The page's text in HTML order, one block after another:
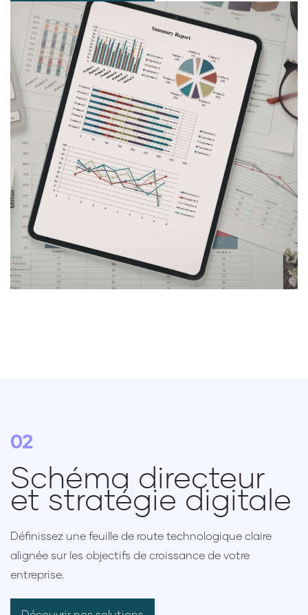
02
Schéma directeur
et stratégie digitale
Définissez une feuille de route technologique claire
alignée sur les objectifs de croissance de votre
entreprise.